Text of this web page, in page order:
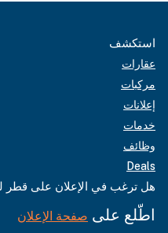
استكشف
عقارات
مركبات
إعلانات
خدمات
وظائف
Deals
هل ترغب في الإعلان على قطر
اطّلع على صفحة الإعلان